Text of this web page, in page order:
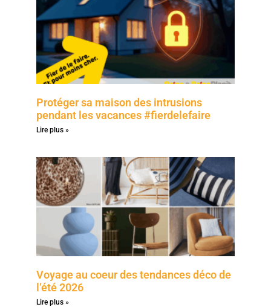
Protéger sa maison des intrusions
pendant les vacances #fierdelefaire
Lire plus »
Voyage au coeur des tendances déco de
l’été 2026
Lire plus »